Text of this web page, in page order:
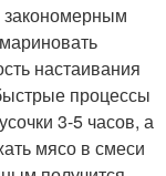
закономерным
настаивания
процессы
3-5 часов, а
мясо в смеси